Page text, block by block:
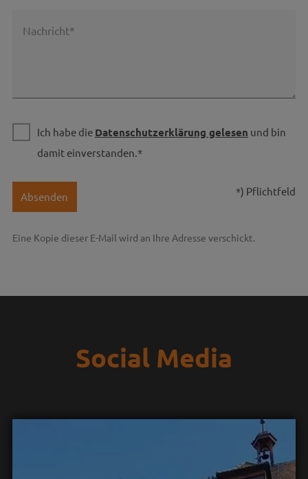
Nachricht*
Ich habe die Datenschutzerklärung gelesen und bin
damit einverstanden.*
Absenden *) Pflichtfeld
Eine Kopie dieser E-Mail wird an Ihre Adresse verschickt.
Social Media